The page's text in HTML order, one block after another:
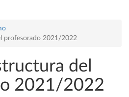
profesorado 2021/2022
del
2021/2022